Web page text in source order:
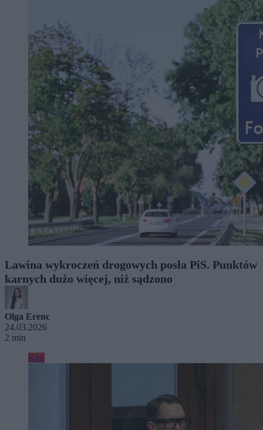
Lawina wykroczeń drogowych posła PiS. Punktów
karnych dużo więcej, niż sądzono
Olga Erenc
24.03.2026
2 min
Kraj